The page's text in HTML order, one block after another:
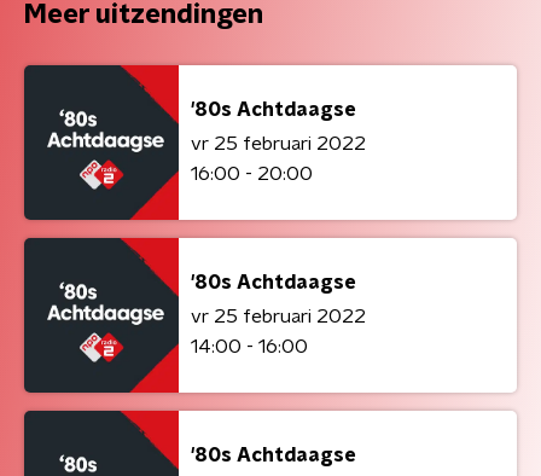
Meer uitzendingen
'80s Achtdaagse
vr 25 februari 2022
16:00 - 20:00
'80s Achtdaagse
vr 25 februari 2022
14:00 - 16:00
'80s Achtdaagse